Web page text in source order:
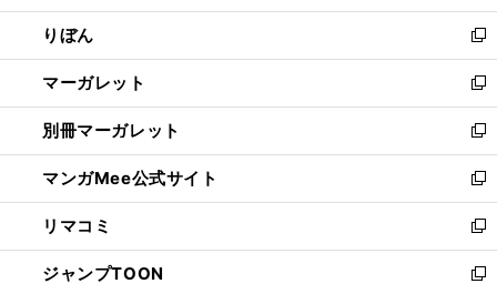
開
く
ウ
で
開
く
ン
ド
ウ
で
開
く
ウ
ィ
ン
ド
ウ
で
開
く
りぼん
新
し
い
ウ
ィ
ン
ド
ウ
で
開
く
マーガレット
新
し
い
ウ
ィ
ン
ド
ウ
で
別冊マーガレット
新
し
い
ウ
ィ
ン
ド
マンガMee公式サイト
新
し
い
ウ
ィ
リマコミ
新
し
い
ジャンプTOON
新